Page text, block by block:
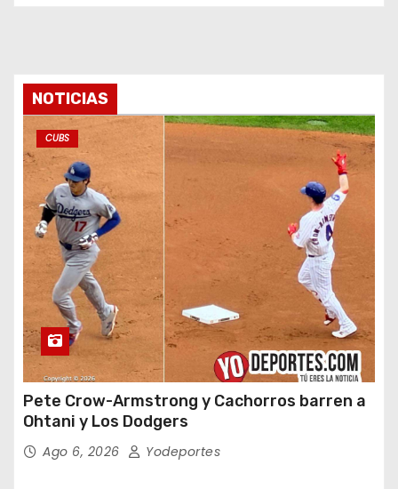
NOTICIAS
CUBS
Pete Crow-Armstrong y Cachorros barren a
Ohtani y Los Dodgers
Ago 6, 2026 Yodeportes